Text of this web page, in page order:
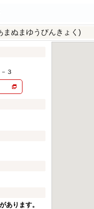
まぬまゆうびんきょく)
３
あります。